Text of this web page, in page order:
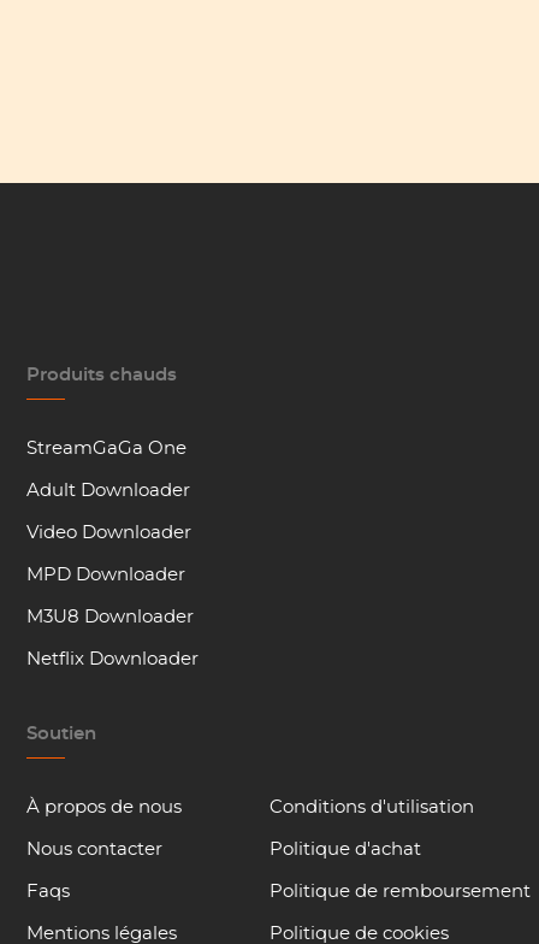
Produits chauds
StreamGaGa One
Adult Downloader
Video Downloader
MPD Downloader
M3U8 Downloader
Netflix Downloader
Soutien
À propos de nous
Nous contacter
Faqs
Mentions légales
Conditions d'utilisation
Politique d'achat
Politique de remboursement
Politique de cookies